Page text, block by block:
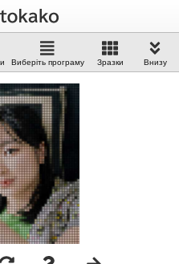
Виберіть програму Зразки Внизу